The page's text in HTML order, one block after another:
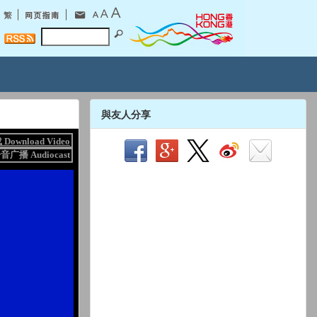
與友人分享